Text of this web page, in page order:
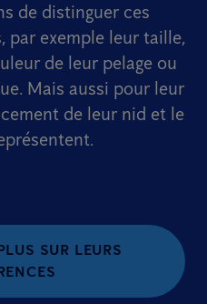
de distinguer ces
par exemple leur taille,
de leur pelage ou
Mais aussi pour leur
de leur nid et le
SUR LEURS